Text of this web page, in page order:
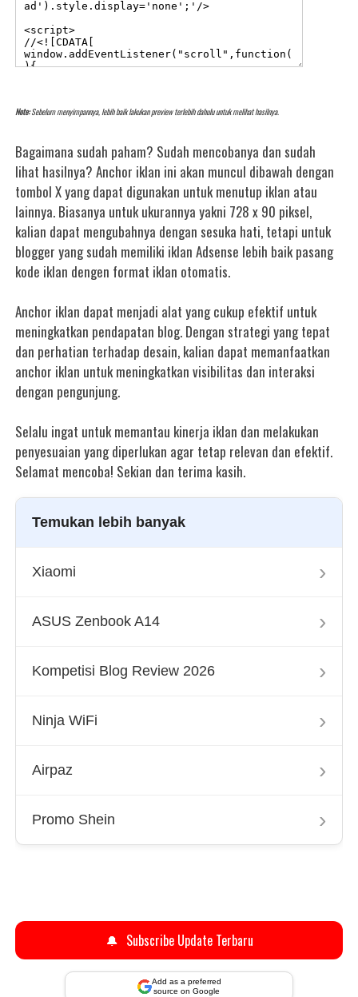
Note:Sebelum menyimpannya, lebih baik lakukan preview terlebih dahulu untuk melihat hasilnya.
Bagaimana sudah paham? Sudah mencobanya dan sudah
lihat hasilnya? Anchor iklan ini akan muncul dibawah dengan
tombol X yang dapat digunakan untuk menutup iklan atau
lainnya. Biasanya untuk ukurannya yakni 728 x 90 piksel,
kalian dapat mengubahnya dengan sesuka hati, tetapi untuk
blogger yang sudah memiliki iklan Adsense lebih baik pasang
kode iklan dengen format iklan otomatis.
Anchor iklan dapat menjadi alat yang cukup efektif untuk
meningkatkan pendapatan blog. Dengan strategi yang tepat
dan perhatian terhadap desain, kalian dapat memanfaatkan
anchor iklan untuk meningkatkan visibilitas dan interaksi
dengan pengunjung.
Selalu ingat untuk memantau kinerja iklan dan melakukan
penyesuaian yang diperlukan agar tetap relevan dan efektif.
Selamat mencoba! Sekian dan terima kasih.
Temukan lebih banyak
Xiaomi ›
ASUS Zenbook A14 ›
Kompetisi Blog Review 2026 ›
Ninja WiFi ›
Airpaz ›
Promo Shein ›
🔔 Subscribe Update Terbaru
Add as a preferred
source on Google